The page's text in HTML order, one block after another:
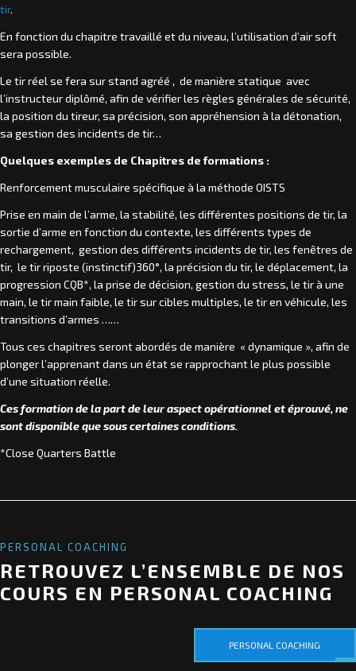
tir.
En fonction du chapitre travaillé et du niveau, l’utilisation d’air soft
sera possible.
Le tir réel se fera sur stand agréé , de manière statique avec
l’instructeur diplômé, afin de vérifier les règles générales de sécurité,
la position du tireur, sa précision, son appréhension à la détonation,
sa gestion des incidents de tir…
Quelques exemples de Chapitres de formations :
Renforcement musculaire spécifique à la méthode OISTS
Prise en main de l’arme, la stabilité, les différentes positions de tir, la
sortie d’arme en fonction du contexte, les différents types de
rechargement, gestion des différents incidents de tir, les fenêtres de
tir, le tir riposte (instinctif)360°, la précision du tir, le déplacement, la
progression CQB*, la prise de décision, gestion du stress, le tir à une
main, le tir main faible, le tir sur cibles multiples, le tir en véhicule, les
transitions d’armes ……
Tous ces chapitres seront abordés de manière « dynamique », afin de
plonger l’apprenant dans un état se rapprochant le plus possible
d’une situation réelle.
Ces formation de la part de leur aspect opérationnel et éprouvé, ne
sont disponible que sous certaines conditions.
*Close Quarters Battle
PERSONAL COACHING
RETROUVEZ L’ENSEMBLE DE NOS
COURS EN PERSONAL COACHING
PERSONAL COACHING